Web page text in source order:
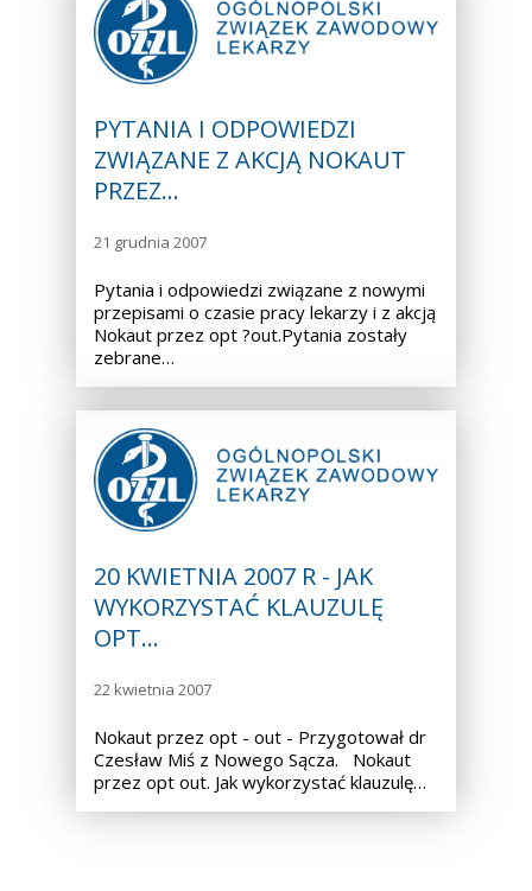
PYTANIA I ODPOWIEDZI
ZWIĄZANE Z AKCJĄ NOKAUT
PRZEZ…
21 grudnia 2007
Pytania i odpowiedzi związane z nowymi
przepisami o czasie pracy lekarzy i z akcją
Nokaut przez opt ?out.Pytania zostały
zebrane…
20 KWIETNIA 2007 R - JAK
WYKORZYSTAĆ KLAUZULĘ
OPT…
22 kwietnia 2007
Nokaut przez opt - out - Przygotował dr
Czesław Miś z Nowego Sącza. Nokaut
przez opt out. Jak wykorzystać klauzulę…